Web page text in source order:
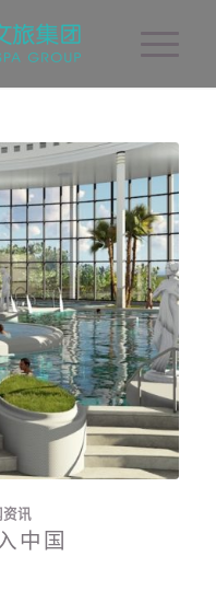
资讯
中国